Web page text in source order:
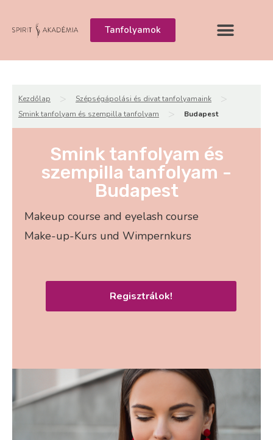
Tanfolyamok
Kezdőlap > Szépségápolási és divat tanfolyamaink >
Smink tanfolyam és szempilla tanfolyam > Budapest
Smink tanfolyam és
szempilla tanfolyam -
Budapest
Makeup course and eyelash course
Make-up-Kurs und Wimpernkurs
Regisztrálok!